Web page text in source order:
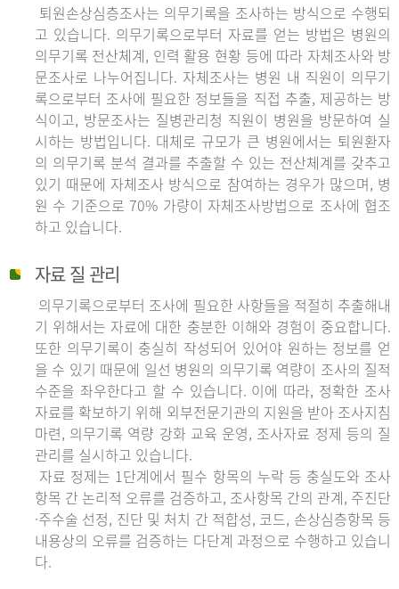
퇴원손상심층조사는 의무기록을 조사하는 방식으로 수행되
고 있습니다. 의무기록으로부터 자료를 얻는 방법은 병원의
의무기록 전산체계, 인력 활용 현황 등에 따라 자체조사와 방
문조사로 나누어집니다. 자체조사는 병원 내 직원이 의무기
록으로부터 조사에 필요한 정보들을 직접 추출, 제공하는 방
식이고, 방문조사는 질병관리청 직원이 병원을 방문하여 실
시하는 방법입니다. 대체로 규모가 큰 병원에서는 퇴원환자
의 의무기록 분석 결과를 추출할 수 있는 전산체계를 갖추고
있기 때문에 자체조사 방식으로 참여하는 경우가 많으며, 병
원 수 기준으로 70% 가량이 자체조사방법으로 조사에 협조
하고 있습니다.
자료 질 관리
의무기록으로부터 조사에 필요한 사항들을 적절히 추출해내
기 위해서는 자료에 대한 충분한 이해와 경험이 중요합니다.
또한 의무기록이 충실히 작성되어 있어야 원하는 정보를 얻
을 수 있기 때문에 일선 병원의 의무기록 역량이 조사의 질적
수준을 좌우한다고 할 수 있습니다. 이에 따라, 정확한 조사
자료를 확보하기 위해 외부전문기관의 지원을 받아 조사지침
마련, 의무기록 역량 강화 교육 운영, 조사자료 정제 등의 질
관리를 실시하고 있습니다.
자료 정제는 1단계에서 필수 항목의 누락 등 충실도와 조사
항목 간 논리적 오류를 검증하고, 조사항목 간의 관계, 주진단
·주수술 선정, 진단 및 처치 간 적합성, 코드, 손상심층항목 등
내용상의 오류를 검증하는 다단계 과정으로 수행하고 있습니
다.